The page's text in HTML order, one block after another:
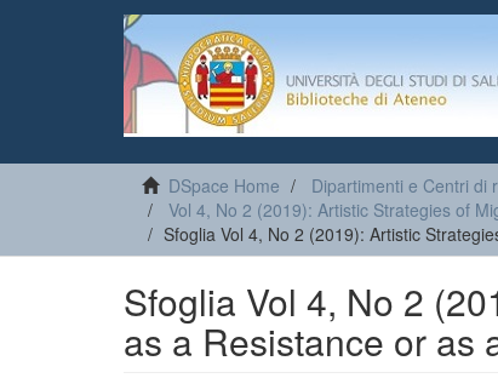
DSpace Home Dipartimenti e Centri di
Vol 4, No 2 (2019): Artistic Strategies of
Sfoglia Vol 4, No 2 (2019): Artistic
Sfoglia Vol 4, No 2
as a Resistance or as